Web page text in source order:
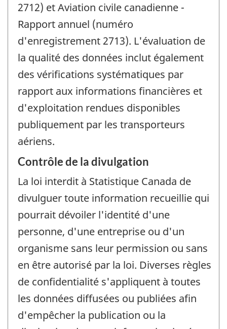
2712) et Aviation civile canadienne -
Rapport annuel (numéro
d'enregistrement 2713). L'évaluation de
la qualité des données inclut également
des vérifications systématiques par
rapport aux informations financières et
d'exploitation rendues disponibles
publiquement par les transporteurs
aériens.
Contrôle de la divulgation
La loi interdit à Statistique Canada de
divulguer toute information recueillie qui
pourrait dévoiler l'identité d'une
personne, d'une entreprise ou d'un
organisme sans leur permission ou sans
en être autorisé par la loi. Diverses règles
de confidentialité s'appliquent à toutes
les données diffusées ou publiées afin
d'empêcher la publication ou la